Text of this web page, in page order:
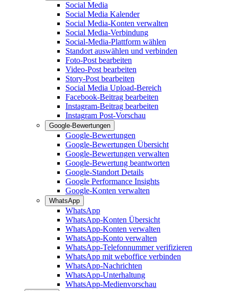
Social Media
Social Media Kalender
Social Media-Konten verwalten
Social Media-Verbindung
Social-Media-Plattform wählen
Standort auswählen und verbinden
Foto-Post bearbeiten
Video-Post bearbeiten
Story-Post bearbeiten
Social Media Upload-Bereich
Facebook-Beitrag bearbeiten
Instagram-Beitrag bearbeiten
Instagram Post-Vorschau
Google-Bewertungen
Google-Bewertungen
Google-Bewertungen Übersicht
Google-Bewertungen verwalten
Google-Bewertung beantworten
Google-Standort Details
Google Performance Insights
Google-Konten verwalten
WhatsApp
WhatsApp
WhatsApp-Konten Übersicht
WhatsApp-Konten verwalten
WhatsApp-Konto verwalten
WhatsApp-Telefonnummer verifizieren
WhatsApp mit weboffice verbinden
WhatsApp-Nachrichten
WhatsApp-Unterhaltung
WhatsApp-Medienvorschau